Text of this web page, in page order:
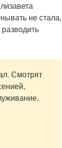
не стала,
Смотрят